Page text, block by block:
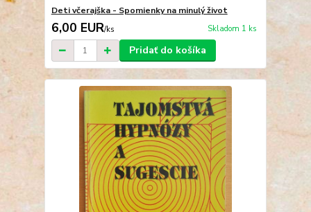
Deti včerajška - Spomienky na minulý život
6,00 EUR/ks Skladom 1 ks
Pridať do košíka